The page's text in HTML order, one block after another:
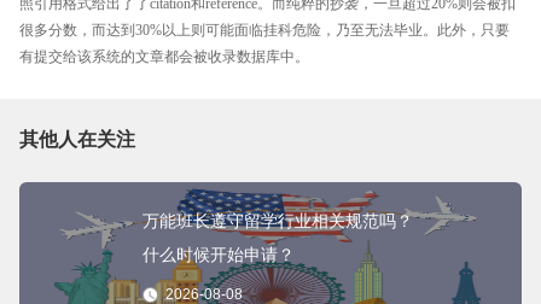
照引用格式给出了了citation和reference。而纯粹的抄袭，一旦超过20%则会被扣
很多分数，而达到30%以上则可能面临挂科危险，乃至无法毕业。此外，只要
有提交给该系统的文章都会被收录数据库中。
其他人在关注
万能班长遵守留学行业相关规范吗？
什么时候开始申请？
2026-08-08